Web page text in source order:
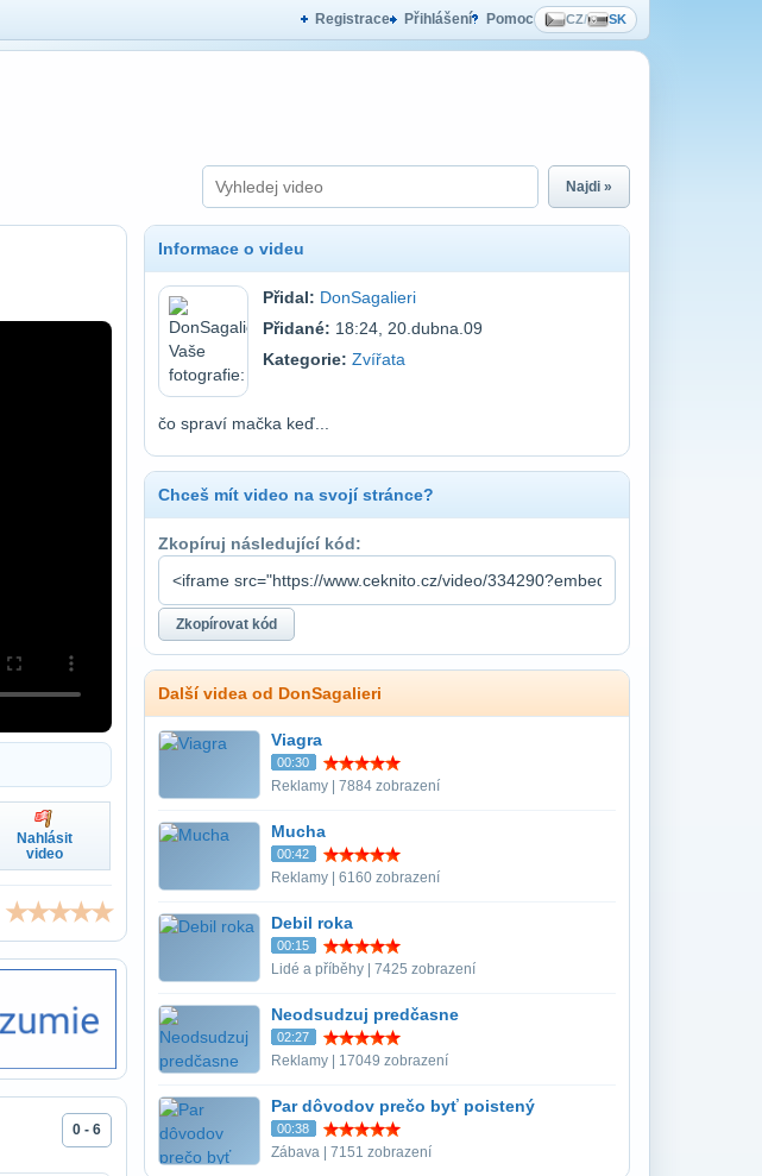
Registrace Přihlášení Pomoc CZ/ SK
Najdi »
Nahlásit
video
0 - 6
Informace o videu
Přidal: DonSagalieri
Přidané: 18:24, 20.dubna.09
Kategorie: Zvířata
čo spraví mačka keď...
Chceš mít video na svojí stránce?
Zkopíruj následující kód:
Další videa od DonSagalieri
Viagra
00:30
Reklamy | 7884 zobrazení
Mucha
00:42
Reklamy | 6160 zobrazení
Debil roka
00:15
Lidé a příběhy | 7425 zobrazení
Neodsudzuj predčasne
02:27
Reklamy | 17049 zobrazení
Par dôvodov prečo byť poistený
00:38
Zábava | 7151 zobrazení